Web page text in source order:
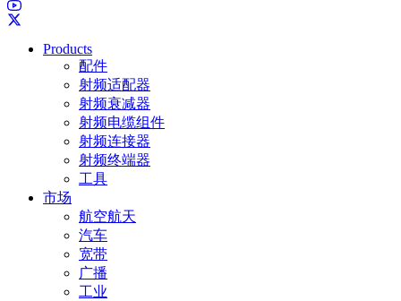
Products
配件
射频适配器
射频衰减器
射频电缆组件
射频连接器
射频终端器
工具
市场
航空航天
汽车
宽带
广播
工业